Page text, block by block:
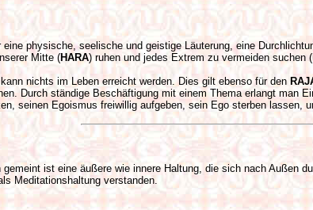
physische, seelische und geistige Läuterung, eine
Mitte (HARA) ruhen und jedes Extrem zu vermeiden suchen
nichts im Leben erreicht werden. Dies gilt ebenso für den
Durch ständige Beschäftigung mit einem Thema erlangt man
seinen Egoismus freiwillig aufgeben, sein Ego sterben lassen,
gemeint ist eine äußere wie innere Haltung, die sich nach Außen
Meditationshaltung verstanden.